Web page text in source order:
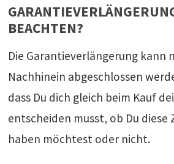
BEACHTEN?
Die Garantieverlängerung kann
Nachhinein abgeschlossen
dass Du dich gleich beim Kauf
entscheiden musst, ob Du diese
haben möchtest oder nicht.